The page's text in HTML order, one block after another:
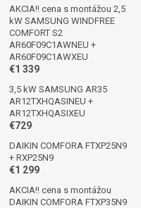
AKCIA!! cena s montážou 2,5
kW SAMSUNG WINDFREE
COMFORT S2
AR60F09C1AWNEU +
AR60F09C1AWXEU
€1 339
3,5 kW SAMSUNG AR35
AR12TXHQASINEU +
AR12TXHQASIXEU
€729
DAIKIN COMFORA FTXP25N9
+ RXP25N9
€1 299
AKCIA!! cena s montážou
DAIKIN COMFORA FTXP35N9